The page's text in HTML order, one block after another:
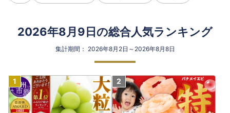
2026年8月9日の総合人気ランキング
集計期間： 2026年8月2日～2026年8月8日